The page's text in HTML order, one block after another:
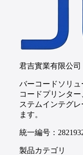
君吉實業有限公司
バーコードソリ
コードプリンタ
ステムインテグ
ます。
統一編号：
製品カテゴリ